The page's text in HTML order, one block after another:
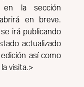
en la sección
en breve.
irá publicando
actualizado
así como
visita.>